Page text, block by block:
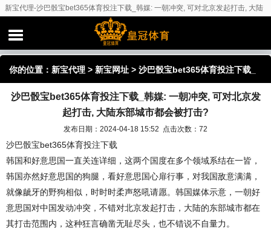
新宝代理-沙巴骰宝bet365体育投注下载_韩媒: 一朝冲突, 可对北京发起打击, 大陆
你的位置： 新宝代理 > 新宝网址 > 沙巴骰宝bet365体育投注下载_
韩媒: 一朝冲突, 可对北京发起打击, 大陆东部城市都会被打击?
沙巴骰宝bet365体育投注下载_韩媒: 一朝冲突, 可对北京发
起打击, 大陆东部城市都会被打击?
发布日期：2024-04-18 15:52 点击次数：72
沙巴骰宝bet365体育投注下载
韩国和好意思国一直关连详细，这两个国度在多个领域系结在一皆，
韩国亦然好意思国的狗腿，看好意思国心扉行事，对我国敌意满满，
就像龇牙的野狗相似，时时时柔声怒吼请愿。韩国媒体示意，一朝好
意思国对中国发动冲突，不错对北京发起打击，大陆的东部城市都在
其打击范围内，这种狂言确凿无耻尽头，也不错说不自量力。